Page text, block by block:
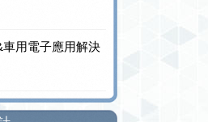
車用電子應用解決